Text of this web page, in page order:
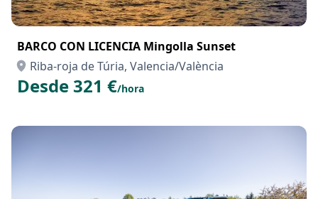
BARCO CON LICENCIA Mingolla Sunset
Riba-roja de Túria, Valencia/València
Desde 321 €/hora